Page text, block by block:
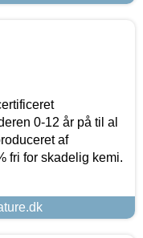
0-12 år på til al
af
fri for skadelig kemi.